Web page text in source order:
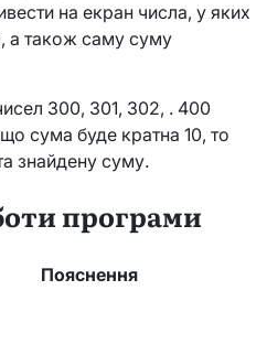
на екран числа, у яких
а також саму суму
300, 301, 302, . 400
сума буде кратна 10, то
знайдену суму.
програми
Пояснення